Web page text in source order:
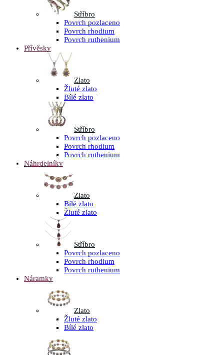
Stříbro
Povrch pozlaceno
Povrch rhodium
Povrch ruthenium
Přívěsky
Zlato
Žluté zlato
Bílé zlato
Stříbro
Povrch pozlaceno
Povrch rhodium
Povrch ruthenium
Náhrdelníky
Zlato
Bílé zlato
Žluté zlato
Stříbro
Povrch pozlaceno
Povrch rhodium
Povrch ruthenium
Náramky
Zlato
Žluté zlato
Bílé zlato